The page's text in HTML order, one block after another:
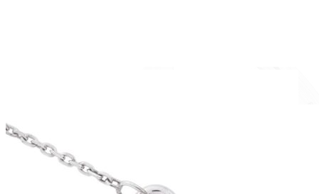
Zásnubné prstne z kolekcie Romantic.